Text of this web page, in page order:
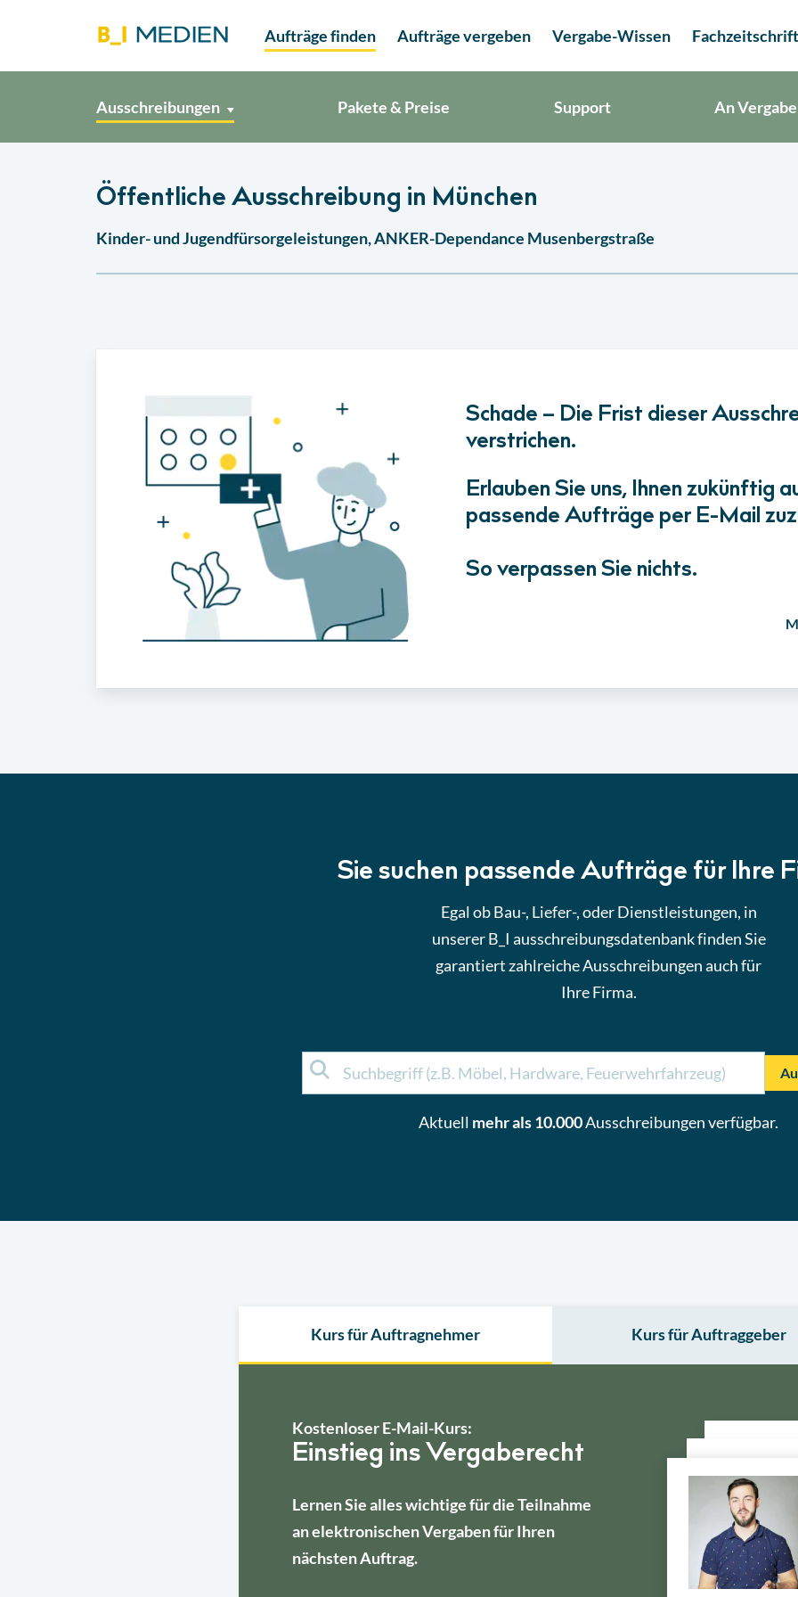
Aufträge finden Aufträge vergeben Vergabe-Wissen
Ausschreibungen Pakete & Preise Support An
Öffentliche Ausschreibung in München
Kinder- und Jugendfürsorgeleistungen, ANKER-Dependance Musenbergstraße
Schade – Die Frist dieser
verstrichen.
Erlauben Sie uns, Ihnen zukünftig
passende Aufträge per E-Mail
So verpassen Sie nichts.
Sie suchen passende Aufträge für Ihre
Egal ob Bau-, Liefer-, oder Dienstleistungen, in
unserer B_I ausschreibungsdatenbank finden Sie
garantiert zahlreiche Ausschreibungen auch für
Ihre Firma.
Aktuell mehr als 10.000Ausschreibungen verfügbar.
Kurs für Auftragnehmer Kurs für Auftraggeber
Kostenloser E-Mail-Kurs:
Einstieg ins Vergaberecht
Lernen Sie alles wichtige für die Teilnahme
an elektronischen Vergaben für Ihren
nächsten Auftrag.